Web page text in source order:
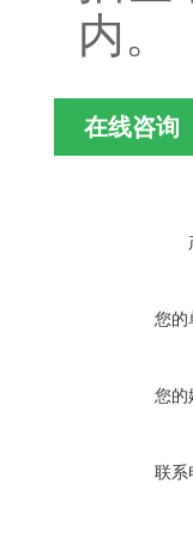
内。
在线咨询
您的
您的
联系